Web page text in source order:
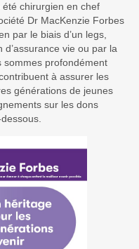
chirurgien en chef
Dr MacKenzie Forbes
par le biais d’un legs,
d’assurance vie ou par la
sommes profondément
à assurer les
générations de jeunes
sur les dons